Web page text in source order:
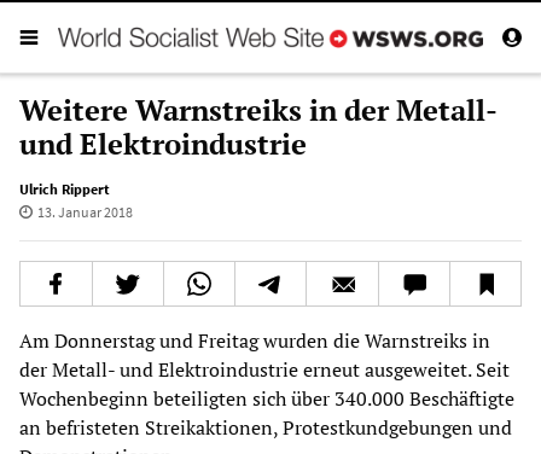
Weitere Warnstreiks in der Metall-
und Elektroindustrie
Ulrich Rippert
13. Januar 2018
Am Donnerstag und Freitag wurden die Warnstreiks in
der Metall- und Elektroindustrie erneut ausgeweitet. Seit
Wochenbeginn beteiligten sich über 340.000 Beschäftigte
an befristeten Streikaktionen, Protestkundgebungen und